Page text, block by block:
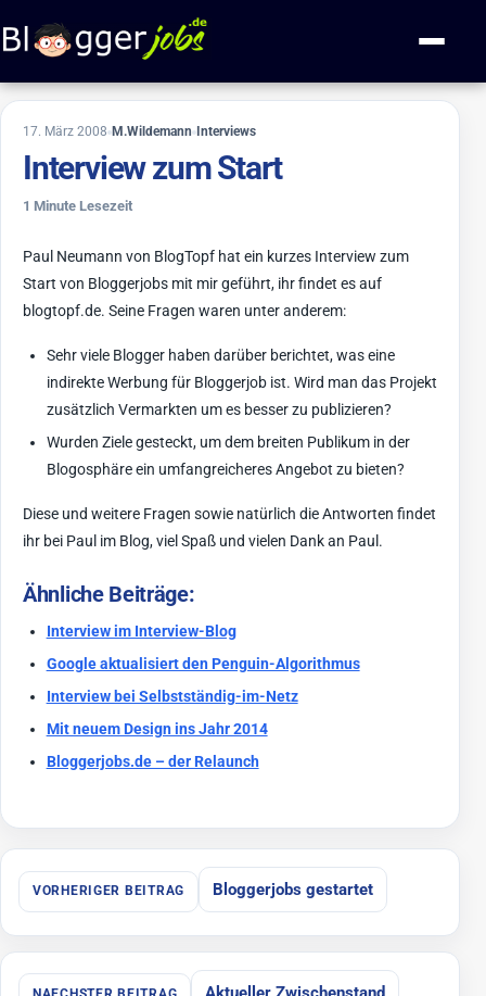
17. März 200814. April 2016
M.Wildemann Interviews
Interview zum Start
1 Minute Lesezeit
Paul Neumann von BlogTopf hat ein kurzes Interview zum
Start von Bloggerjobs mit mir geführt, ihr findet es auf
blogtopf.de. Seine Fragen waren unter anderem:
Sehr viele Blogger haben darüber berichtet, was eine
indirekte Werbung für Bloggerjob ist. Wird man das Projekt
zusätzlich Vermarkten um es besser zu publizieren?
Wurden Ziele gesteckt, um dem breiten Publikum in der
Blogosphäre ein umfangreicheres Angebot zu bieten?
Diese und weitere Fragen sowie natürlich die Antworten findet
ihr bei Paul im Blog, viel Spaß und vielen Dank an Paul.
Ähnliche Beiträge:
Interview im Interview-Blog
Google aktualisiert den Penguin-Algorithmus
Interview bei Selbstständig-im-Netz
Mit neuem Design ins Jahr 2014
Bloggerjobs.de – der Relaunch
Beitragsnavigation
VORHERIGER BEITRAG Bloggerjobs gestartet